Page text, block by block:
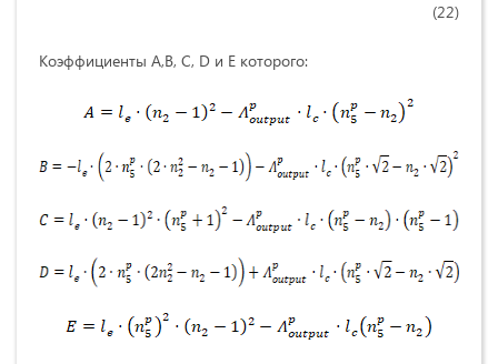
(22)
Коэффициенты A,B, C, D и E которого: